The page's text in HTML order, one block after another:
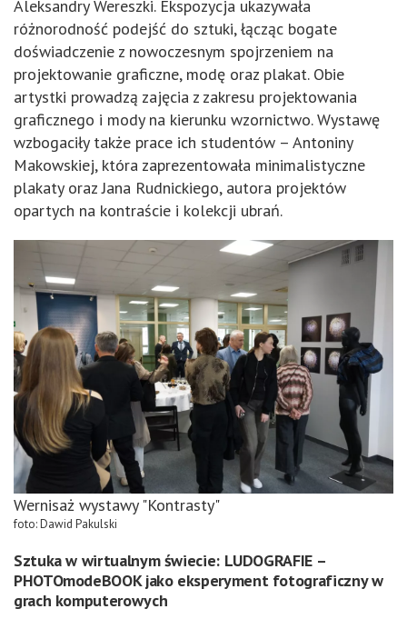
Aleksandry Wereszki. Ekspozycja ukazywała
różnorodność podejść do sztuki, łącząc bogate
doświadczenie z nowoczesnym spojrzeniem na
projektowanie graficzne, modę oraz plakat. Obie
artystki prowadzą zajęcia z zakresu projektowania
graficznego i mody na kierunku wzornictwo. Wystawę
wzbogaciły także prace ich studentów – Antoniny
Makowskiej, która zaprezentowała minimalistyczne
plakaty oraz Jana Rudnickiego, autora projektów
opartych na kontraście i kolekcji ubrań.
Wernisaż wystawy "Kontrasty"
foto: Dawid Pakulski
Sztuka w wirtualnym świecie: LUDOGRAFIE –
PHOTOmodeBOOK jako eksperyment fotograficzny w
grach komputerowych